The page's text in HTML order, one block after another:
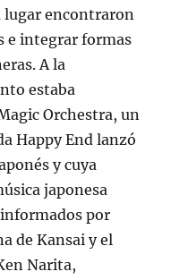
lugar encontraron
e integrar formas
A la
estaba
Orchestra, un
Happy End lanzó
y cuya
japonesa
informados por
de Kansai y el
Narita,